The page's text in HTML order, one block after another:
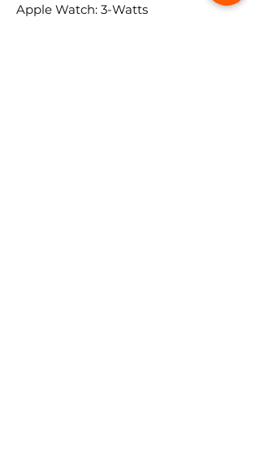
Apple Watch: 3-Watts